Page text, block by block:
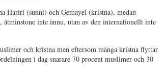
Hariri (sunni) och Gemayel (kristna), medan
inte ännu, utan av den internationellt inte
och kristna men eftersom många kristna flyttar
i dag snarare 70 procent muslimer och 30